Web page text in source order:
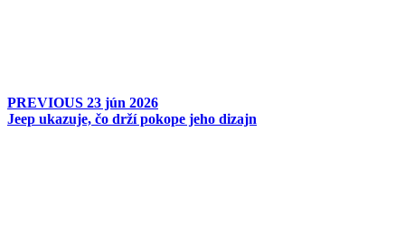
PREVIOUS 23 jún 2026
Jeep ukazuje, čo drží pokope jeho dizajn